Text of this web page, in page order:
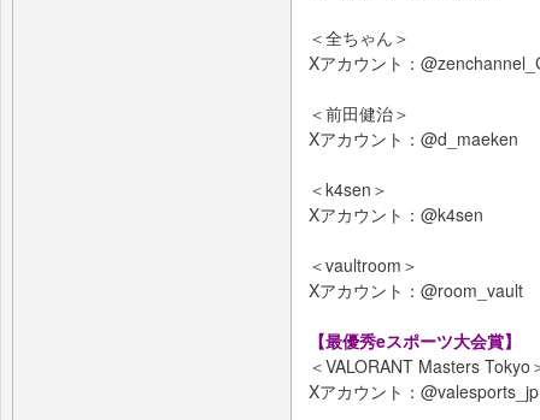
＜全ちゃん＞
Xアカウント：
＜前田健治＞
Xアカウント：@d_maeken
＜k4sen＞
Xアカウント：@k4sen
＜vaultroom＞
Xアカウント：@room_vault
【最優秀eスポーツ大会賞】
＜VALORANT Masters Tokyo
Xアカウント：@valesports_jp